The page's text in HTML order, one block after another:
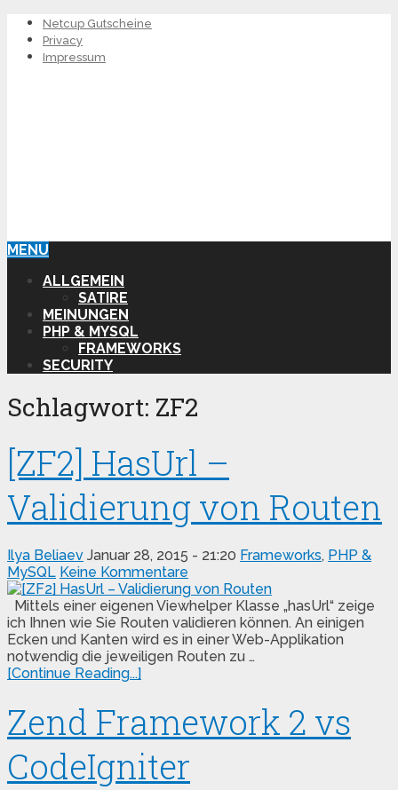
Netcup Gutscheine
Privacy
Impressum
MENU
ALLGEMEIN
SATIRE
MEINUNGEN
PHP & MYSQL
FRAMEWORKS
SECURITY
Schlagwort: ZF2
[ZF2] HasUrl –
Validierung von Routen
Ilya Beliaev Januar 28, 2015 - 21:20 Frameworks, PHP &
MySQL Keine Kommentare
Mittels einer eigenen Viewhelper Klasse „hasUrl“ zeige
ich Ihnen wie Sie Routen validieren können. An einigen
Ecken und Kanten wird es in einer Web-Applikation
notwendig die jeweiligen Routen zu …
[Continue Reading...]
Zend Framework 2 vs
CodeIgniter